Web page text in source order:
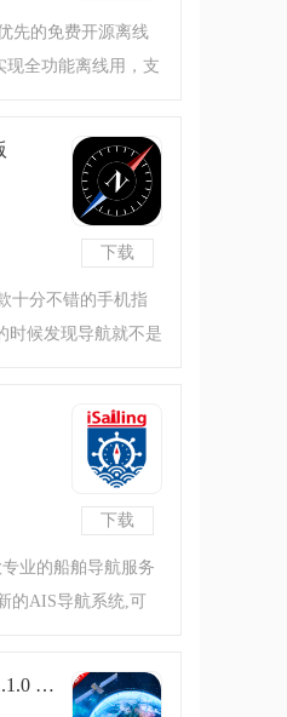
先的免费开源离线
现全功能离线用，支
出轨迹，无广告无
下载
十分不错的手机指
时候发现导航就不是
下载
业的船舶导航服务
的AIS导航系统,可
大，实用，有需要
智捷实景卫星导航app官方版v1.1.0 最新版